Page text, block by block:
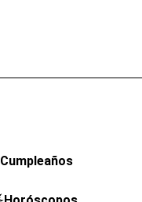
Cumpleaños